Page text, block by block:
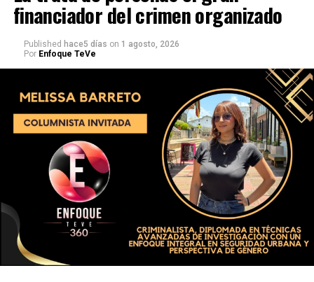
financiador del crimen organizado
Published hace5 días on 1 agosto, 2026
Por Enfoque TeVe